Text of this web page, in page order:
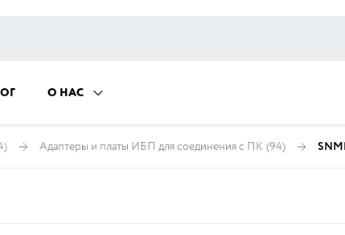
О НАС
Адаптеры и платы ИБП для соединения с ПК (94)